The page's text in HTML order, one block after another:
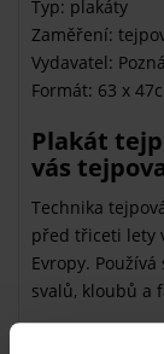
Typ: plakáty
Zaměření:
Vydavatel:
Formát: 63 x
Plakát
vás
Technika
před třiceti lety
Evropy.
svalů, kloubů a
Naučte se s